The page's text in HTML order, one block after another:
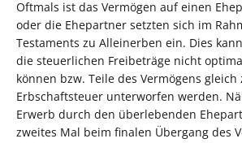
Oftmals ist das Vermögen auf einen
oder die Ehepartner setzten sich im
Testaments zu Alleinerben ein. Dies
die steuerlichen Freibeträge nicht
können bzw. Teile des Vermögens
Erbschaftsteuer unterworfen werden.
Erwerb durch den überlebenden
zweites Mal beim finalen Übergang des